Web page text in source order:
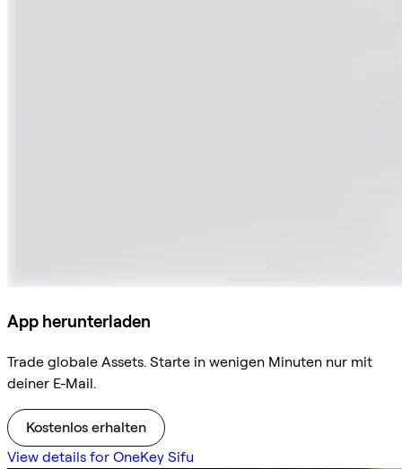
App herunterladen
Trade globale Assets. Starte in wenigen Minuten nur mit
deiner E-Mail.
Kostenlos erhalten
View details for OneKey Sifu